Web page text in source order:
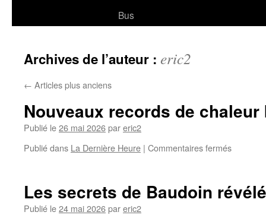
Bus
Archives de l’auteur : eric2
← Articles plus anciens
Nouveaux records de chaleur
Publié le26 mai 2026pareric2
Publié dans La Dernière Heure | Commentaires fermés
Les secrets de Baudoin
Publié le24 mai 2026pareric2